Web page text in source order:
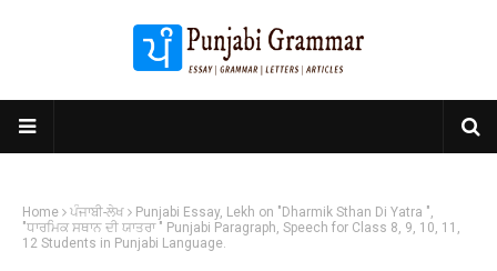
Home ਪੰਜਾਬੀ-ਲੇਖ
Punjabi Essay, Lekh on "Dharmik Sthan Di Yatra ",
"ਧਾਰਮਿਕ ਸਥਾਨ ਦੀ ਯਾਤਰਾ " Punjabi Paragraph, Speech for Class 8, 9, 10, 11,
12 Students in Punjabi Language.